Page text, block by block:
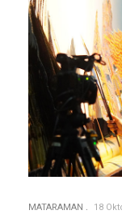
MATARAMAN 18